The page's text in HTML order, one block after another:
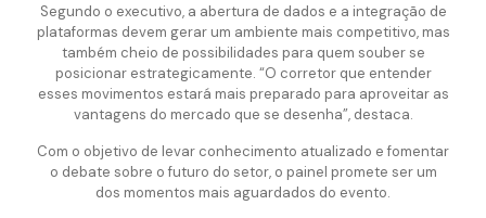
Segundo o executivo, a abertura de dados e a integração de
plataformas devem gerar um ambiente mais competitivo, mas
também cheio de possibilidades para quem souber se
posicionar estrategicamente. “O corretor que entender
esses movimentos estará mais preparado para aproveitar as
vantagens do mercado que se desenha”, destaca.
Com o objetivo de levar conhecimento atualizado e fomentar
o debate sobre o futuro do setor, o painel promete ser um
dos momentos mais aguardados do evento.